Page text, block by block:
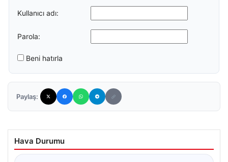
Kullanıcı adı:
Parola:
Beni hatırla
Paylaş:
Hava Durumu